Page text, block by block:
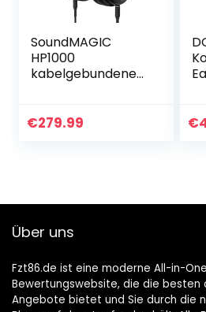
SoundMAGIC
HP1000
kabelgebundene
Stereo,
…
€279.99 €
Über uns
Fzt86.de ist eine moderne All-in-
Bewertungswebsite, die die besten
Angebote bietet und Sie durch die